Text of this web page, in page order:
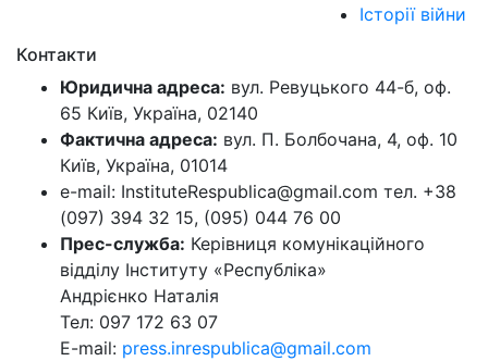
Історії війни
Контакти
Юридична адреса: вул. Ревуцького 44-б, оф.
65 Київ, Україна, 02140
Фактична адреса: вул. П. Болбочана, 4, оф. 10
Київ, Україна, 01014
e-mail: InstituteRespublica@gmail.com тел. +38
(097) 394 32 15, (095) 044 76 00
Прес-служба: Керівниця комунікаційного
відділу Інституту «Республіка»
Андрієнко Наталія
Тел: 097 172 63 07
E-mail: press.inrespublica@gmail.com